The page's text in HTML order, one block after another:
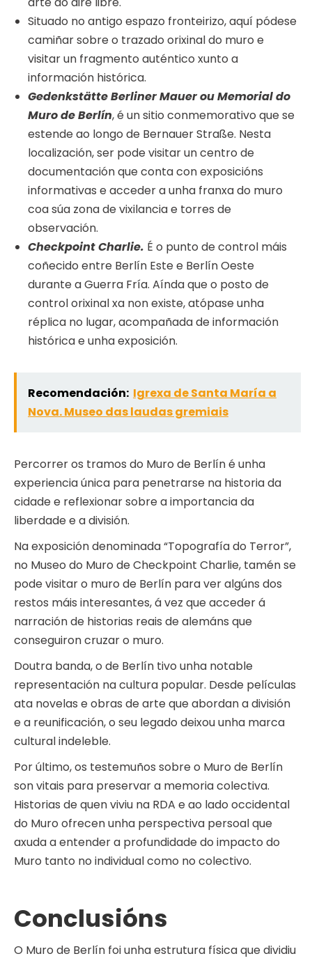
Situado no antigo espazo fronteirizo, aquí pódese
camiñar sobre o trazado orixinal do muro e
visitar un fragmento auténtico xunto a
información histórica.
Gedenkstätte Berliner Mauer ou Memorial do
Muro de Berlín, é un sitio conmemorativo que se
estende ao longo de Bernauer Straße. Nesta
localización, ser pode visitar un centro de
documentación que conta con exposicións
informativas e acceder a unha franxa do muro
coa súa zona de vixilancia e torres de
observación.
Checkpoint Charlie. É o punto de control máis
coñecido entre Berlín Este e Berlín Oeste
durante a Guerra Fría. Aínda que o posto de
control orixinal xa non existe, atópase unha
réplica no lugar, acompañada de información
histórica e unha exposición.
Recomendación: Igrexa de Santa María a
Nova. Museo das laudas gremiais
Percorrer os tramos do Muro de Berlín é unha
experiencia única para penetrarse na historia da
cidade e reflexionar sobre a importancia da
liberdade e a división.
Na exposición denominada “Topografía do Terror”,
no Museo do Muro de Checkpoint Charlie, tamén se
pode visitar o muro de Berlín para ver algúns dos
restos máis interesantes, á vez que acceder á
narración de historias reais de alemáns que
conseguiron cruzar o muro.
Doutra banda, o de Berlín tivo unha notable
representación na cultura popular. Desde películas
ata novelas e obras de arte que abordan a división
e a reunificación, o seu legado deixou unha marca
cultural indeleble.
Por último, os testemuños sobre o Muro de Berlín
son vitais para preservar a memoria colectiva.
Historias de quen viviu na RDA e ao lado occidental
do Muro ofrecen unha perspectiva persoal que
axuda a entender a profundidade do impacto do
Muro tanto no individual como no colectivo.
Conclusións
O Muro de Berlín foi unha estrutura física que dividiu